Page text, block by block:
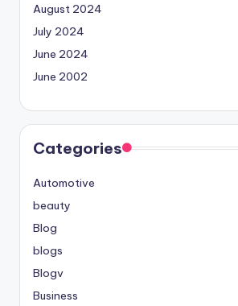
August 2024
July 2024
June 2024
June 2002
Categories
Automotive
beauty
Blog
blogs
Blogv
Business